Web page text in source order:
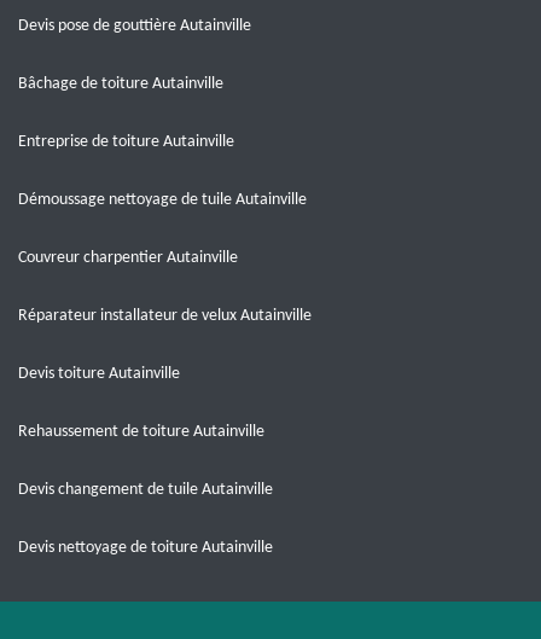
Devis pose de gouttière Autainville
Bâchage de toiture Autainville
Entreprise de toiture Autainville
Démoussage nettoyage de tuile Autainville
Couvreur charpentier Autainville
Réparateur installateur de velux Autainville
Devis toiture Autainville
Rehaussement de toiture Autainville
Devis changement de tuile Autainville
Devis nettoyage de toiture Autainville